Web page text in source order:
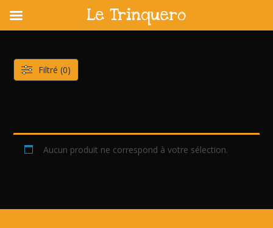
content
Aucun produit ne correspond à votre sélection.
Filtré (0)
Le Trinquero